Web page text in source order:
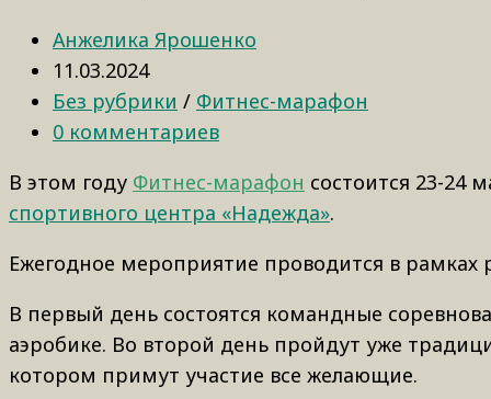
Анжелика Ярошенко
11.03.2024
Без рубрики / Фитнес-марафон
0 комментариев
В этом году Фитнес-марафон состоится 23-24
спортивного центра «Надежда».
Ежегодное мероприятие проводится в рамках
В первый день состоятся командные
аэробике. Во второй день пройдут уже
котором примут участие все желающие.